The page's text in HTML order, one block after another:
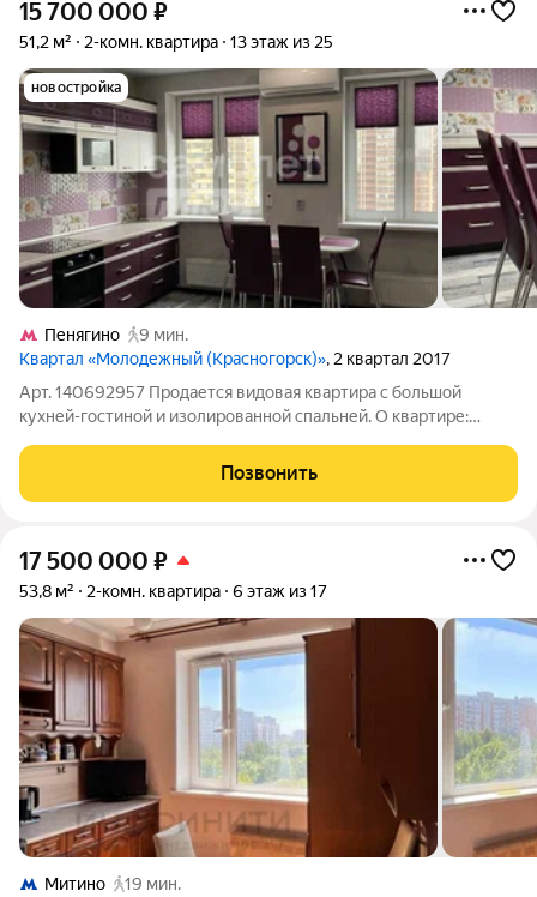
15 700 000 ₽
51,2 м² 2-комн. квартира 13 этаж из 25
новостройка
Пенягино
9 мин.
Квартал «Молодежный (Красногорск)», 2 квартал 2017
Арт. 140692957 Продается видовая квартира с большой
кухней-гостиной и изолированной спальней. О квартире:
м и 17м спальня; В квартире остается кухонный гарнитур,
бытовая техника(
Позвонить
17 500 000 ₽
53,8 м² 2-комн. квартира 6 этаж из 17
Митино
19 мин.